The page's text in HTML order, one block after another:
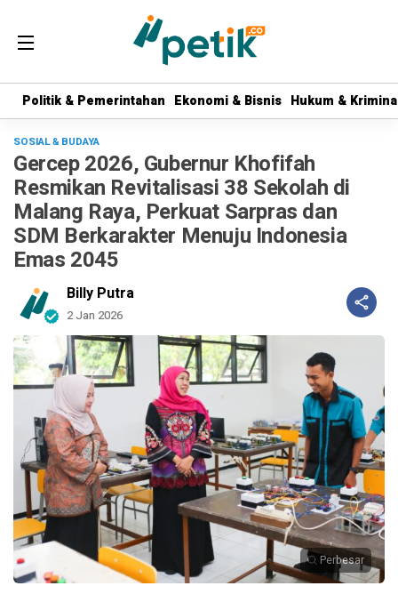
Politik & Pemerintahan Ekonomi & Bisnis Hukum &
Politik & Pemerintahan Ekonomi & Bisnis Hukum &
SOSIAL & BUDAYA
Gercep 2026, Gubernur Khofifah
Resmikan Revitalisasi 38 Sekolah di
Malang Raya, Perkuat Sarpras dan
SDM Berkarakter Menuju Indonesia
Emas 2045
Billy Putra
2 Jan 2026
Perbesar